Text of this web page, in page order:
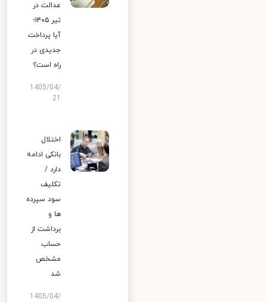
عدالت در
تیر ۱۴۰۵؛
آیا پرداخت
جدیدی در
راه است؟
1405/04/
اختلال
بانکی ادامه
دارد /
تکلیف
سود سپرده
ها و
برداشت از
حساب
مشخص
شد
1405/04/